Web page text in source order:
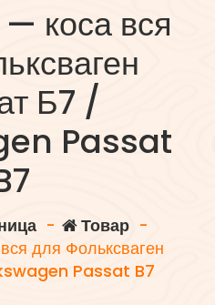
коса вся
Б7 /
Passat
- Товар-
для Фольксваген
Passat B7